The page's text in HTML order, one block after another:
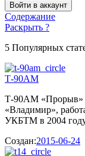
Войти в аккаунт
Содержание
Раскрыть ?
5 Популярных
Т-90АМ
Т-90АМ «Прорыв»
«Владимир»,
УКБТМ в 2004
Создан:2015-06-24